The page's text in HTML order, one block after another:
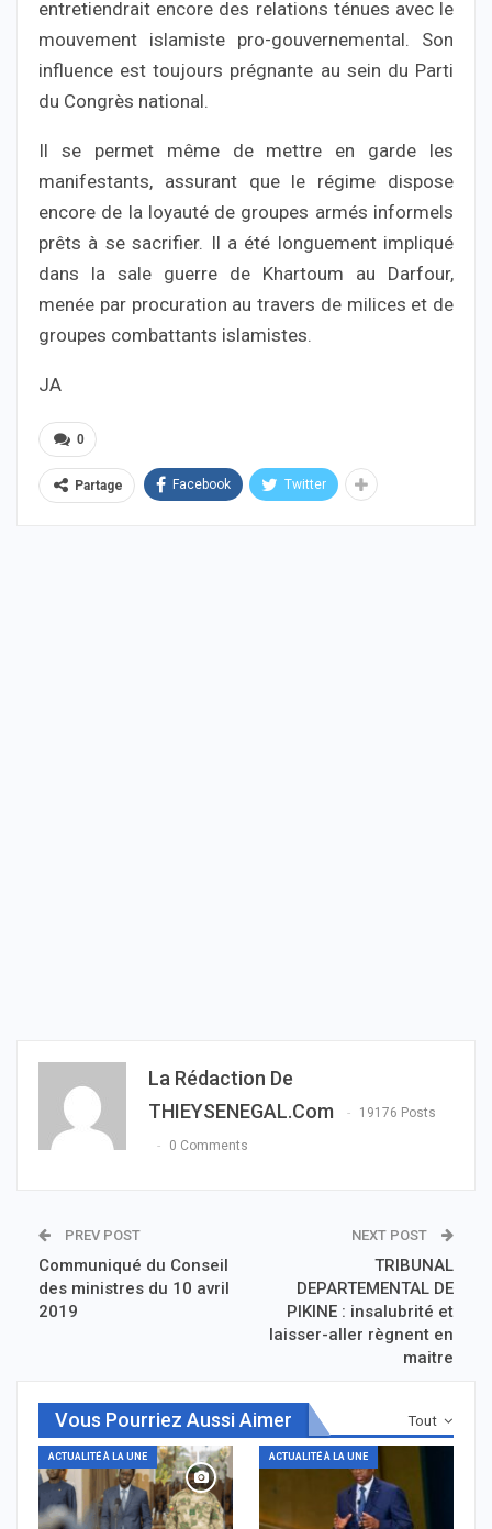
entretiendrait encore des relations ténues avec le
mouvement islamiste pro-gouvernemental. Son
influence est toujours prégnante au sein du Parti
du Congrès national.
Il se permet même de mettre en garde les
manifestants, assurant que le régime dispose
encore de la loyauté de groupes armés informels
prêts à se sacrifier. Il a été longuement impliqué
dans la sale guerre de Khartoum au Darfour,
menée par procuration au travers de milices et de
groupes combattants islamistes.
JA
0
Partage Facebook Twitter
La Rédaction De
THIEYSENEGAL.com
19176 Posts
0 Comments
PREV POST
Communiqué du Conseil
des ministres du 10 avril
2019
NEXT POST
TRIBUNAL
DEPARTEMENTAL DE
PIKINE : insalubrité et
laisser-aller règnent en
maitre
Tout
Vous Pourriez Aussi Aimer
ACTUALITÉ À LA UNE ACTUALITÉ À LA UNE